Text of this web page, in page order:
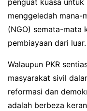
penguat kuasa
menggeledah mana-
(NGO) semata-mata
pembiayaan dari luar.
Walaupun PKR
masyarakat sivil
reformasi dan
adalah berbeza